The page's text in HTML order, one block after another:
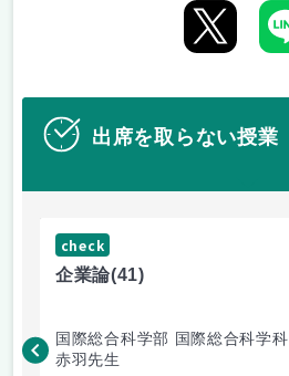
出席を取らない授業
check
企業論(41)
国際総合科学部 国際総合科学科
赤羽先生